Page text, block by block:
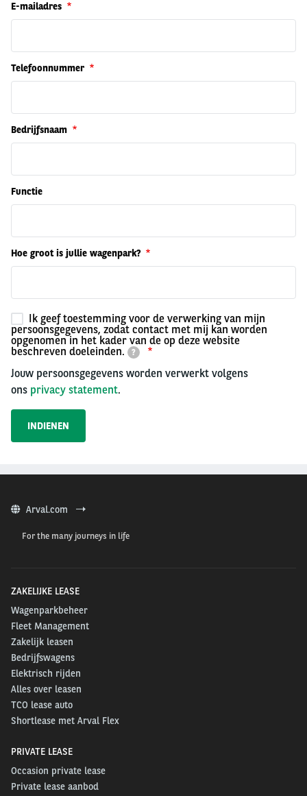
E-mailadres
Telefoonnummer
Bedrijfsnaam
Functie
Hoe groot is jullie wagenpark?
Ik geef toestemming voor de verwerking van mijn
persoonsgegevens, zodat contact met mij kan worden
opgenomen in het kader van de op deze website
beschreven doeleinden.
?
Jouw persoonsgegevens worden verwerkt volgens
ons privacy statement.
Arval.com
For the many journeys in life
ZAKELIJKE LEASE
Wagenparkbeheer
Fleet Management
Zakelijk leasen
Bedrijfswagens
Elektrisch rijden
Alles over leasen
TCO lease auto
Shortlease met Arval Flex
PRIVATE LEASE
Occasion private lease
Private lease aanbod